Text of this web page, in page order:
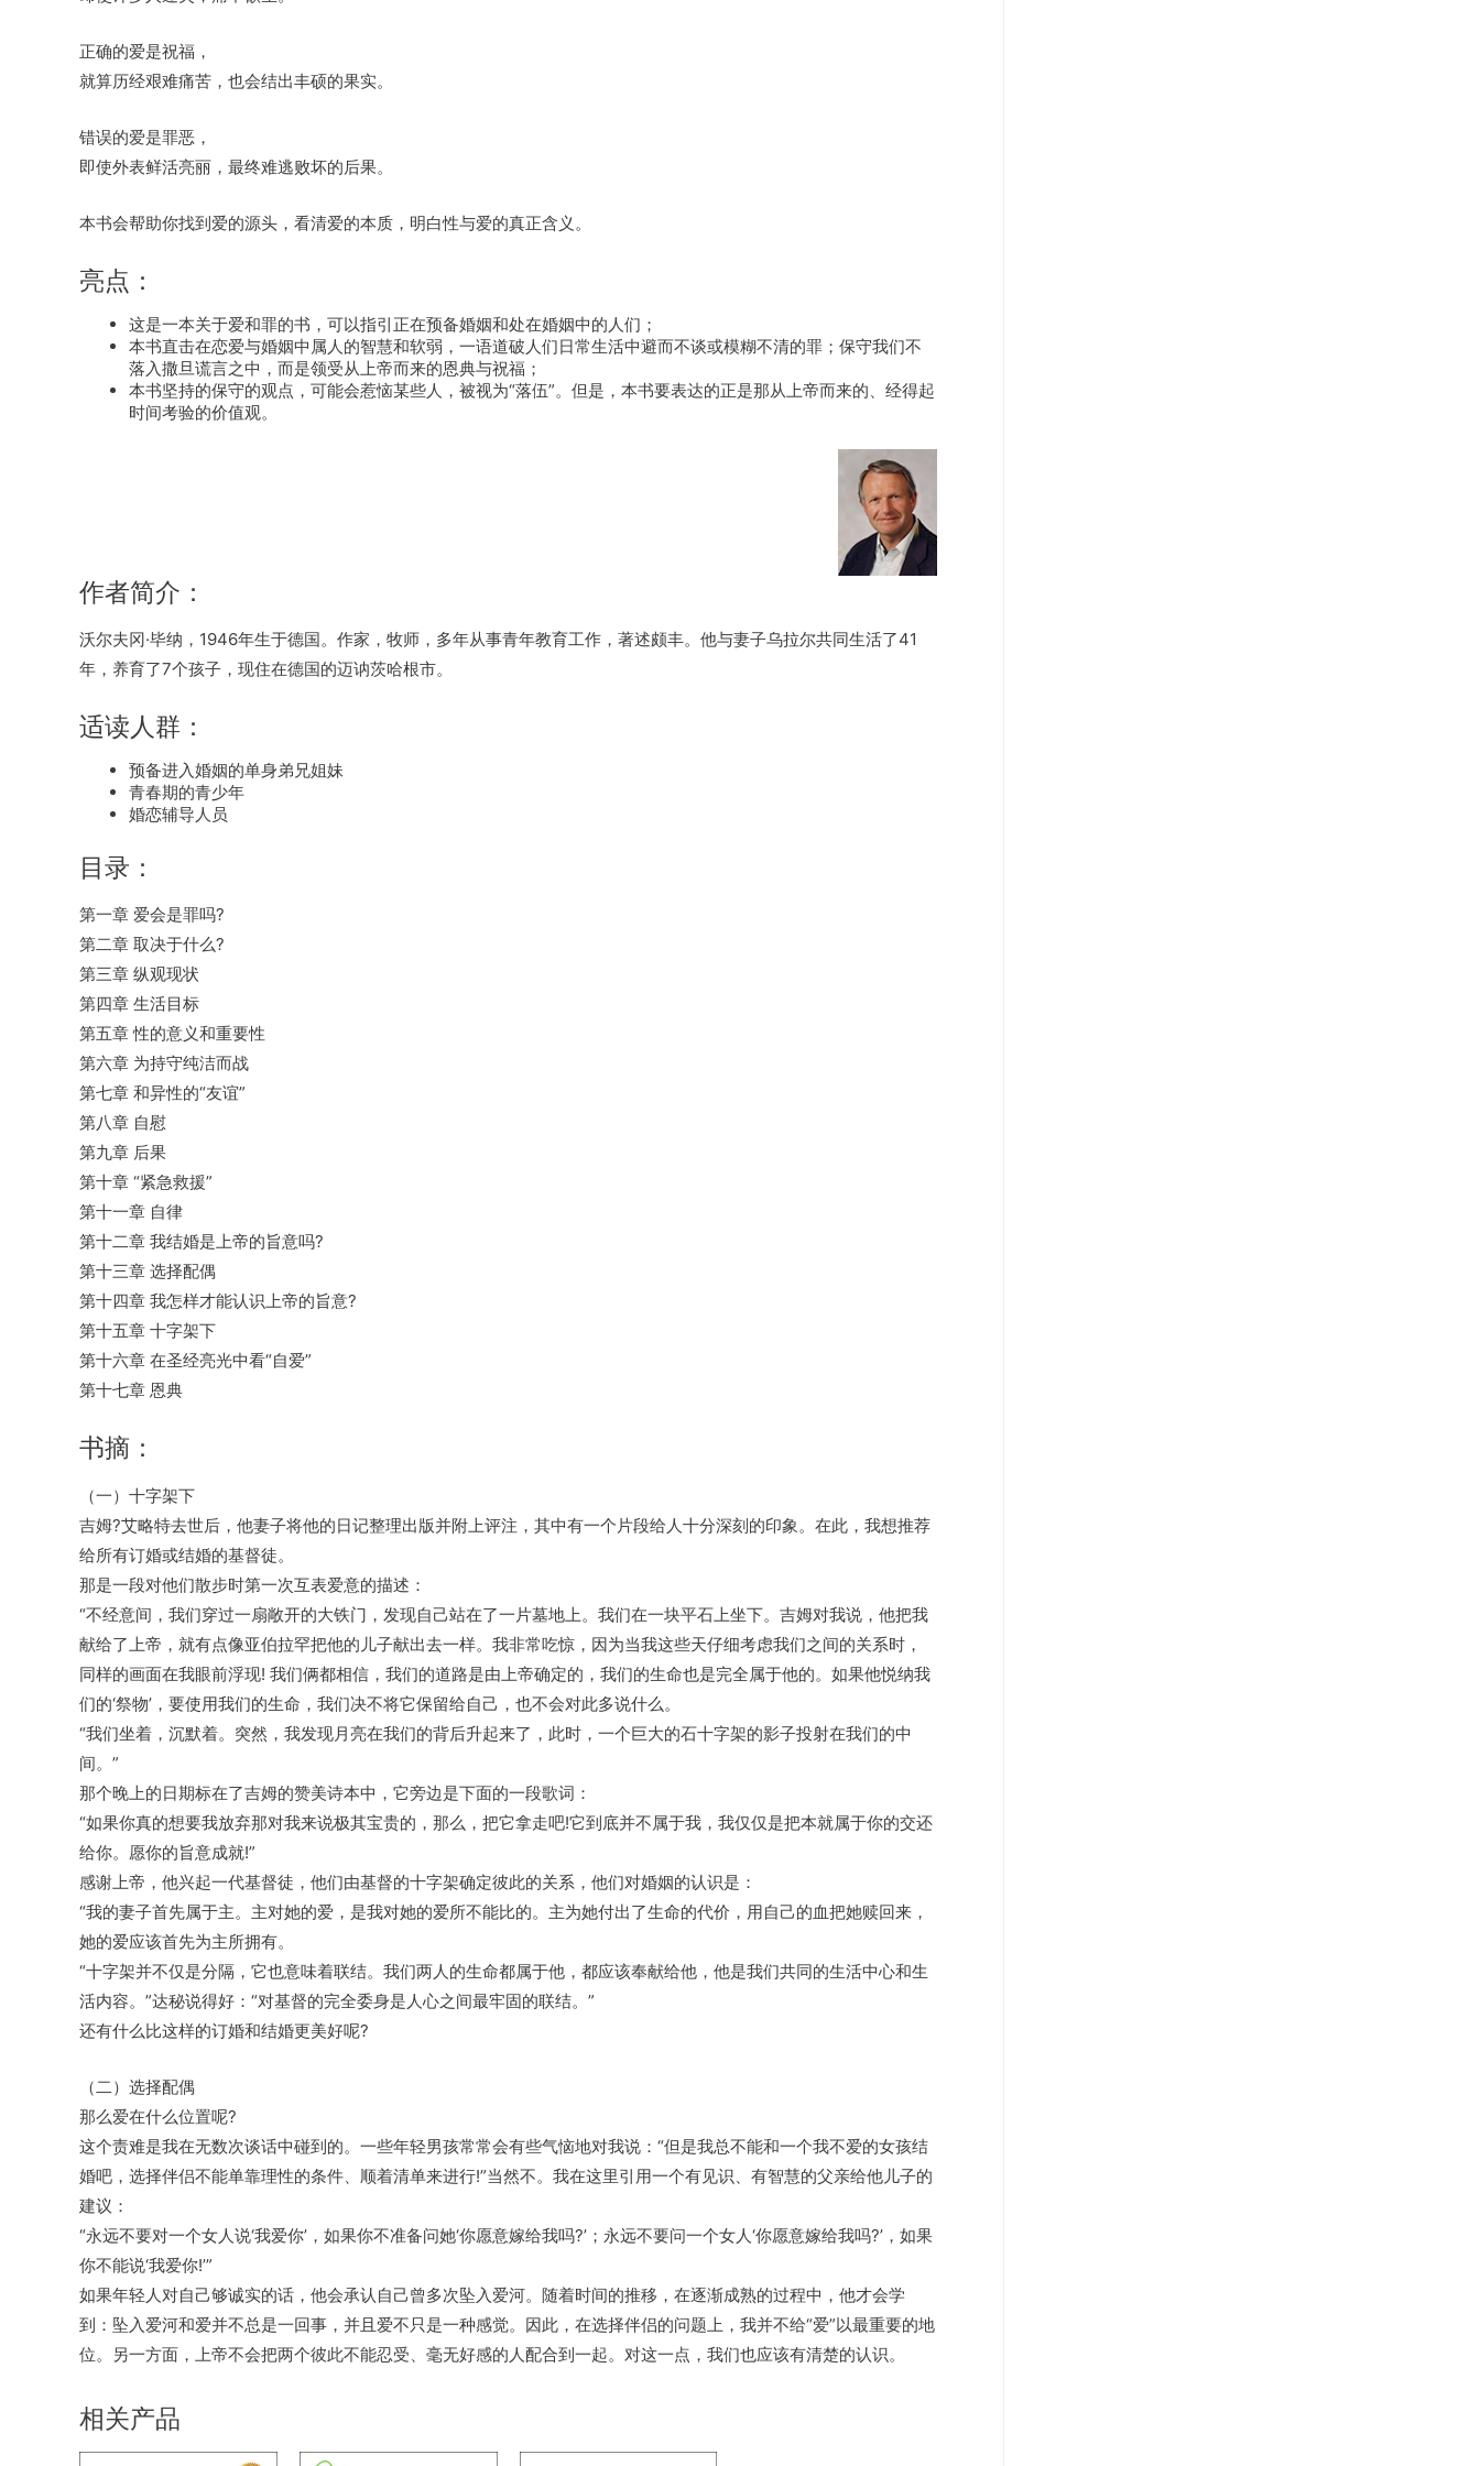
正确的爱是祝福，
就算历经艰难痛苦，也会结出丰硕的果实。
错误的爱是罪恶，
即使外表鲜活亮丽，最终难逃败坏的后果。
本书会帮助你找到爱的源头，看清爱的本质，明白性与爱的真正含义。
亮点：
这是一本关于爱和罪的书，可以指引正在预备婚姻和处在婚姻中的人们；
本书直击在恋爱与婚姻中属人的智慧和软弱，一语道破人们日常生活中避而不谈或模糊不清的罪；保守我们不
落入撒旦谎言之中，而是领受从上帝而来的恩典与祝福；
本书坚持的保守的观点，可能会惹恼某些人，被视为“落伍”。但是，本书要表达的正是那从上帝而来的、经得起
时间考验的价值观。
作者简介：
沃尔夫冈·毕纳，1946年生于德国。作家，牧师，多年从事青年教育工作，著述颇丰。他与妻子乌拉尔共同生活了41
年，养育了7个孩子，现住在德国的迈讷茨哈根市。
适读人群：
预备进入婚姻的单身弟兄姐妹
青春期的青少年
婚恋辅导人员
目录：
第一章 爱会是罪吗?
第二章 取决于什么?
第三章 纵观现状
第四章 生活目标
第五章 性的意义和重要性
第六章 为持守纯洁而战
第七章 和异性的“友谊”
第八章 自慰
第九章 后果
第十章 “紧急救援”
第十一章 自律
第十二章 我结婚是上帝的旨意吗?
第十三章 选择配偶
第十四章 我怎样才能认识上帝的旨意?
第十五章 十字架下
第十六章 在圣经亮光中看“自爱”
第十七章 恩典
书摘：
（一）十字架下
吉姆?艾略特去世后，他妻子将他的日记整理出版并附上评注，其中有一个片段给人十分深刻的印象。在此，我想推荐
给所有订婚或结婚的基督徒。
那是一段对他们散步时第一次互表爱意的描述：
“不经意间，我们穿过一扇敞开的大铁门，发现自己站在了一片墓地上。我们在一块平石上坐下。吉姆对我说，他把我
献给了上帝，就有点像亚伯拉罕把他的儿子献出去一样。我非常吃惊，因为当我这些天仔细考虑我们之间的关系时，
同样的画面在我眼前浮现! 我们俩都相信，我们的道路是由上帝确定的，我们的生命也是完全属于他的。如果他悦纳我
们的‘祭物’，要使用我们的生命，我们决不将它保留给自己，也不会对此多说什么。
“我们坐着，沉默着。突然，我发现月亮在我们的背后升起来了，此时，一个巨大的石十字架的影子投射在我们的中
间。”
那个晚上的日期标在了吉姆的赞美诗本中，它旁边是下面的一段歌词：
“如果你真的想要我放弃那对我来说极其宝贵的，那么，把它拿走吧!它到底并不属于我，我仅仅是把本就属于你的交还
给你。愿你的旨意成就!”
感谢上帝，他兴起一代基督徒，他们由基督的十字架确定彼此的关系，他们对婚姻的认识是：
“我的妻子首先属于主。主对她的爱，是我对她的爱所不能比的。主为她付出了生命的代价，用自己的血把她赎回来，
她的爱应该首先为主所拥有。
“十字架并不仅是分隔，它也意味着联结。我们两人的生命都属于他，都应该奉献给他，他是我们共同的生活中心和生
活内容。”达秘说得好：“对基督的完全委身是人心之间最牢固的联结。”
还有什么比这样的订婚和结婚更美好呢?
（二）选择配偶
那么爱在什么位置呢?
这个责难是我在无数次谈话中碰到的。一些年轻男孩常常会有些气恼地对我说：“但是我总不能和一个我不爱的女孩结
婚吧，选择伴侣不能单靠理性的条件、顺着清单来进行!”当然不。我在这里引用一个有见识、有智慧的父亲给他儿子的
建议：
“永远不要对一个女人说‘我爱你’，如果你不准备问她‘你愿意嫁给我吗?’；永远不要问一个女人‘你愿意嫁给我吗?’，如果
你不能说‘我爱你!’”
如果年轻人对自己够诚实的话，他会承认自己曾多次坠入爱河。随着时间的推移，在逐渐成熟的过程中，他才会学
到：坠入爱河和爱并不总是一回事，并且爱不只是一种感觉。因此，在选择伴侣的问题上，我并不给“爱”以最重要的地
位。另一方面，上帝不会把两个彼此不能忍受、毫无好感的人配合到一起。对这一点，我们也应该有清楚的认识。
相关产品